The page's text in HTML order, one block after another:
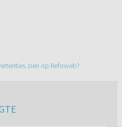
zien op Refoweb?